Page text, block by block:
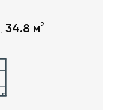
, 34.8 м2